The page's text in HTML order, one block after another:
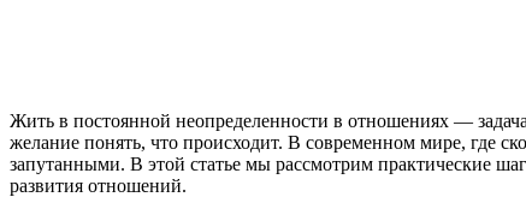
Жить в постоянной неопределенности в отношениях —
желание понять, что происходит. В современном мире, где
запутанными. В этой статье мы рассмотрим практические
развития отношений.